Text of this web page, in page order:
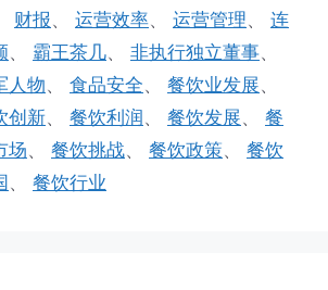
财报、 运营效率、 运营管理、 连
、 霸王茶几、 非执行独立董事、
人物、 食品安全、 餐饮业发展、
创新、 餐饮利润、 餐饮发展、 餐
场、 餐饮挑战、 餐饮政策、 餐饮
、 餐饮行业